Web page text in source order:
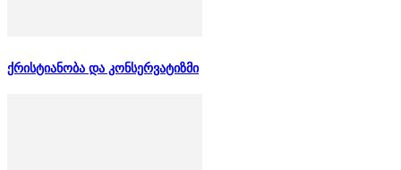
ქრისტიანობა და კონსერვატიზმი